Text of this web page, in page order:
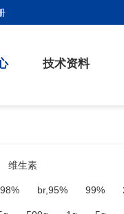
技术资料
维生素
br,95% 99%
br br,70%